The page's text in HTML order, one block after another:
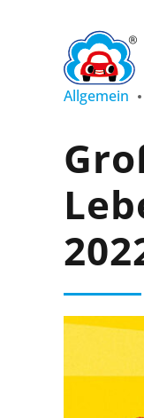
Allgemein